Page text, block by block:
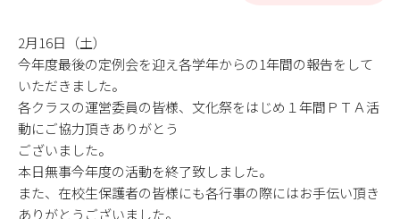
2月16日（土）
今年度最後の定例会を迎え各学年からの1年間の報告をして
いただきました。
各クラスの運営委員の皆様、文化祭をはじめ１年間ＰＴＡ活
動にご協力頂きありがとう
ございました。
本日無事今年度の活動を終了致しました。
また、在校生保護者の皆様にも各行事の際にはお手伝い頂き
ありがとうございました。